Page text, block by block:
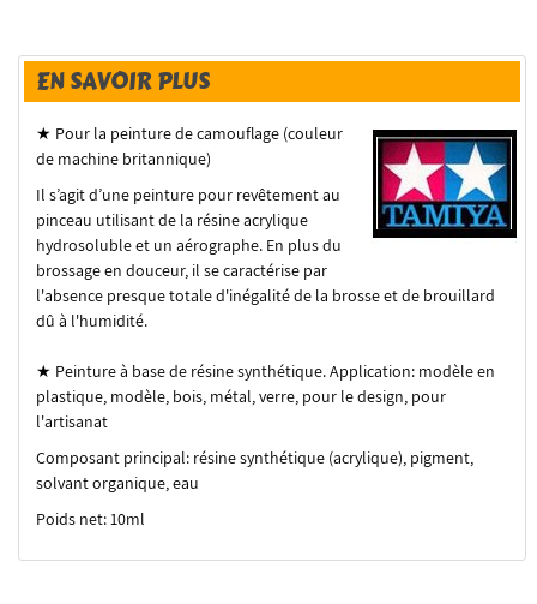
EN SAVOIR PLUS
★ Pour la peinture de camouflage (couleur
de machine britannique)
Il s’agit d’une peinture pour revêtement au
pinceau utilisant de la résine acrylique
hydrosoluble et un aérographe. En plus du
brossage en douceur, il se caractérise par
l'absence presque totale d'inégalité de la brosse et de brouillard
dû à l'humidité.
★ Peinture à base de résine synthétique.Application: modèle en
plastique, modèle, bois, métal, verre, pour le design, pour
l'artisanat
Composant principal: résine synthétique (acrylique), pigment,
solvant organique, eau
Poids net: 10ml